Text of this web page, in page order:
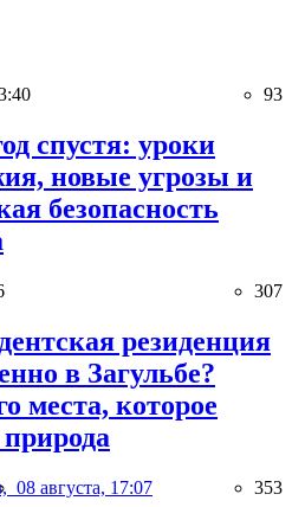
93
спустя: уроки
новые угрозы и
безопасность
307
резиденция
в Загульбе?
места, которое
08 августа, 17:07 353